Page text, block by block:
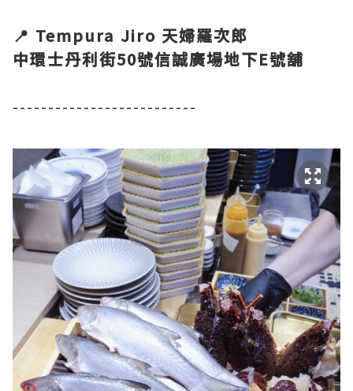
📍 Tempura Jiro 天婦羅次郎
中環士丹利街50號信誠廣場地下E號舖
--------------------------